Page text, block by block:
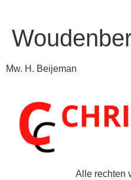
Mw. H. Beijeman
Alle rechten